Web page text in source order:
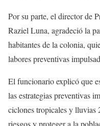
Por su parte, el director de
Raziel Luna, agradeció la
habitantes de la colonia,
labores preventivas
El funcionario explicó que
las estrategias preventivas
ciclones tropicales y lluvias
riesgos y proteger a la